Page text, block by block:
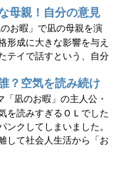
母親！自分の意見
お暇」で凪の母親を演
形成に大きな影響を与え
テイで話すという、自分
？空気を読み続け
「凪のお暇」の主人公・
を読みすぎるＯＬでした
クしてしまいました。
して社会人生活から「お